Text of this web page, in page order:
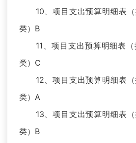
10、项目支出预算明细表（
类）B
11、项目支出预算明细表（
类）C
12、项目支出预算明细表（
类）A
13、项目支出预算明细表（
类）B